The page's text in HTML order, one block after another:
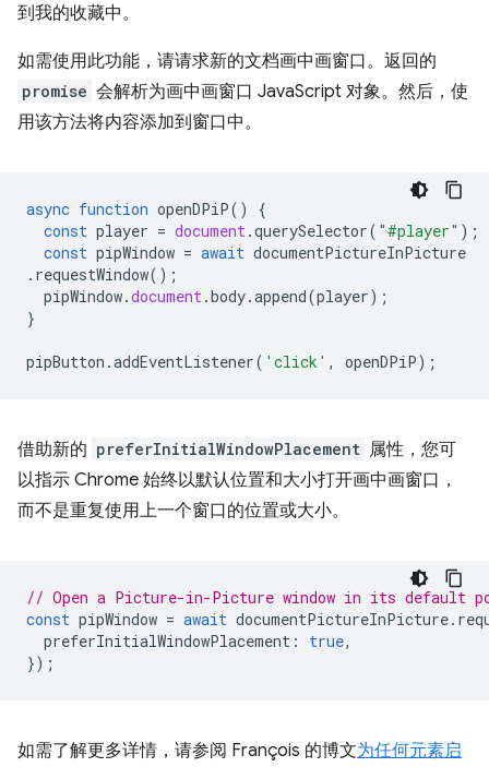
到我的收藏中。
如需使用此功能，请请求新的文档画中画窗口。返回的
promise 会解析为画中画窗口 JavaScript 对象。然后，使
用该方法将内容添加到窗口中。
async function openDPiP()
{
const player = document .querySelector( "#player" );
const pipWindow = await documentPictureInPicture
. requestWindow();
pipWindow.document .body.append(player);
}
pipButton .addEventListener( 'click' , openDPiP);
借助新的 preferInitialWindowPlacement 属性，您可
以指示 Chrome 始终以默认位置和大小打开画中画窗口，
而不是重复使用上一个窗口的位置或大小。
// Open a Picture-in-Picture window in its default
const pipWindow = await documentPictureInPicture.
preferInitialWindowPlacement : true,
});
如需了解更多详情，请参阅 François 的博文为任何元素启